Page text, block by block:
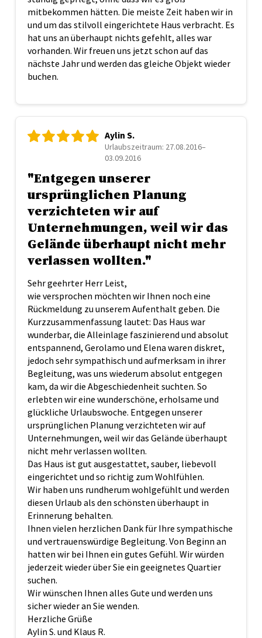
mitbekommen hätten. Die meiste Zeit haben wir in
und um das stilvoll eingerichtete Haus verbracht. Es
hat uns an überhaupt nichts gefehlt, alles war
vorhanden. Wir freuen uns jetzt schon auf das
nächste Jahr und werden das gleiche Objekt wieder
buchen.
Aylin S.
Urlaubszeitraum: 27.08.2016–
03.09.2016
"Entgegen unserer
ursprünglichen Planung
verzichteten wir auf
Unternehmungen, weil wir das
Gelände überhaupt nicht mehr
verlassen wollten."
Sehr geehrter Herr Leist,
wie versprochen möchten wir Ihnen noch eine
Rückmeldung zu unserem Aufenthalt geben. Die
Kurzzusammenfassung lautet: Das Haus war
wunderbar, die Alleinlage faszinierend und absolut
entspannend, Gerolamo und Elena waren diskret,
jedoch sehr sympathisch und aufmerksam in ihrer
Begleitung, was uns wiederum absolut entgegen
kam, da wir die Abgeschiedenheit suchten. So
erlebten wir eine wunderschöne, erholsame und
glückliche Urlaubswoche. Entgegen unserer
ursprünglichen Planung verzichteten wir auf
Unternehmungen, weil wir das Gelände überhaupt
nicht mehr verlassen wollten.
Das Haus ist gut ausgestattet, sauber, liebevoll
eingerichtet und so richtig zum Wohlfühlen.
Wir haben uns rundherum wohlgefühlt und werden
diesen Urlaub als den schönsten überhaupt in
Erinnerung behalten.
Ihnen vielen herzlichen Dank für Ihre sympathische
und vertrauenswürdige Begleitung. Von Beginn an
hatten wir bei Ihnen ein gutes Gefühl. Wir würden
jederzeit wieder über Sie ein geeignetes Quartier
suchen.
Wir wünschen Ihnen alles Gute und werden uns
sicher wieder an Sie wenden.
Herzliche Grüße
Aylin S. und Klaus R.